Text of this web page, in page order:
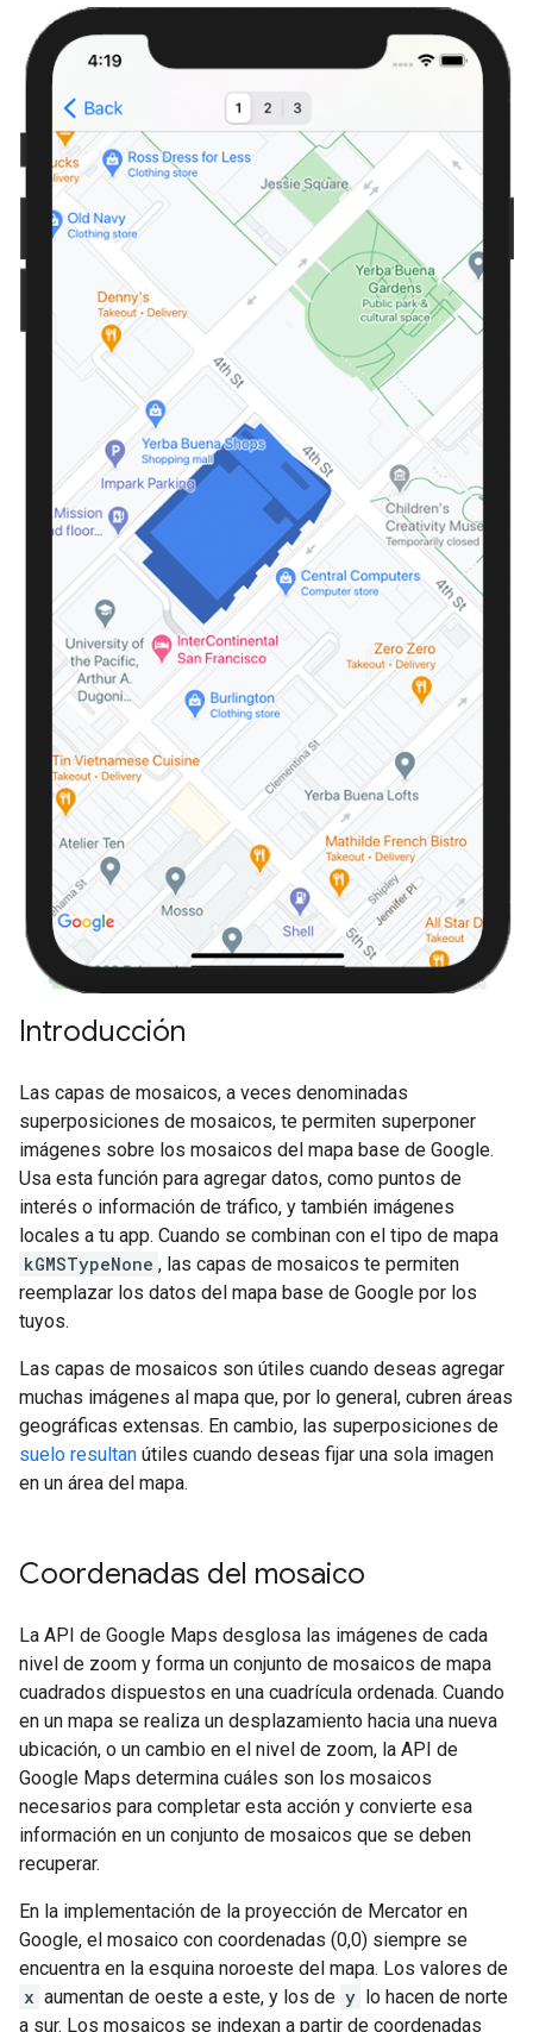
Introducción
Las capas de mosaicos, a veces denominadas
superposiciones de mosaicos, te permiten superponer
imágenes sobre los mosaicos del mapa base de Google.
Usa esta función para agregar datos, como puntos de
interés o información de tráfico, y también imágenes
locales a tu app. Cuando se combinan con el tipo de mapa
kGMSTypeNone , las capas de mosaicos te permiten
reemplazar los datos del mapa base de Google por los
tuyos.
Las capas de mosaicos son útiles cuando deseas agregar
muchas imágenes al mapa que, por lo general, cubren áreas
geográficas extensas. En cambio, las superposiciones de
suelo resultan útiles cuando deseas fijar una sola imagen
en un área del mapa.
Coordenadas del mosaico
La API de Google Maps desglosa las imágenes de cada
nivel de zoom y forma un conjunto de mosaicos de mapa
cuadrados dispuestos en una cuadrícula ordenada. Cuando
en un mapa se realiza un desplazamiento hacia una nueva
ubicación, o un cambio en el nivel de zoom, la API de
Google Maps determina cuáles son los mosaicos
necesarios para completar esta acción y convierte esa
información en un conjunto de mosaicos que se deben
recuperar.
En la implementación de la proyección de Mercator en
Google, el mosaico con coordenadas (0,0) siempre se
encuentra en la esquina noroeste del mapa. Los valores de
x aumentan de oeste a este, y los de y lo hacen de norte
a sur. Los mosaicos se indexan a partir de coordenadas